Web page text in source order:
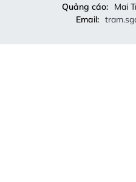
Quảng cáo:
Mai
Email: